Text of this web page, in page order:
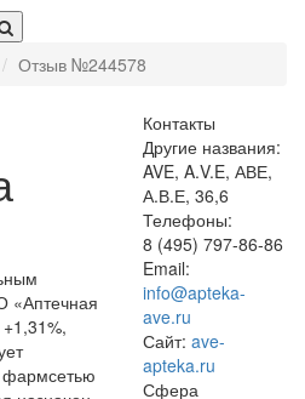
Отзыв №244578
«Аптечная
фармсетью
Контакты
Другие названия:
AVE, A.V.E, АВЕ,
А.В.Е, 36,6
Телефоны:
8 (495) 797-86-86
Email:
info@apteka-
ave.ru
Сайт: ave-
apteka.ru
Сфера